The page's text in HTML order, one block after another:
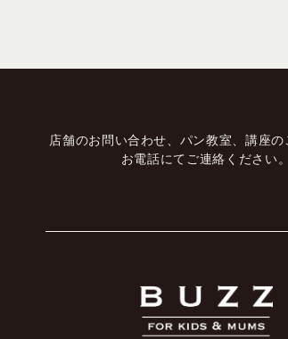
店舗のお問い合わせ、パン教室、講座の
お電話にてご連絡ください。